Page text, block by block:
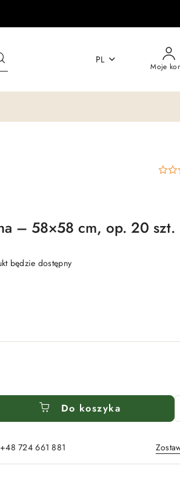
PL
Moje
– 58×58 cm, op. 20 szt.
będzie dostępny
Do koszyka
724 661 881